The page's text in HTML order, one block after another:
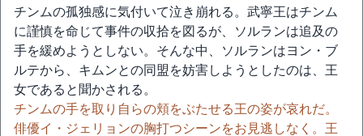
チンムの孤独感に気付いて泣き崩れる。武寧王はチンム
に謹慎を命じて事件の収拾を図るが、ソルランは追及の
手を緩めようとしない。そんな中、ソルランはヨン・ブ
ルテから、キムンとの同盟を妨害しようとしたのは、王
女であると聞かされる。
チンムの手を取り自らの頬をぶたせる王の姿が哀れだ。
俳優イ・ジェリョンの胸打つシーンをお見逃しなく。王